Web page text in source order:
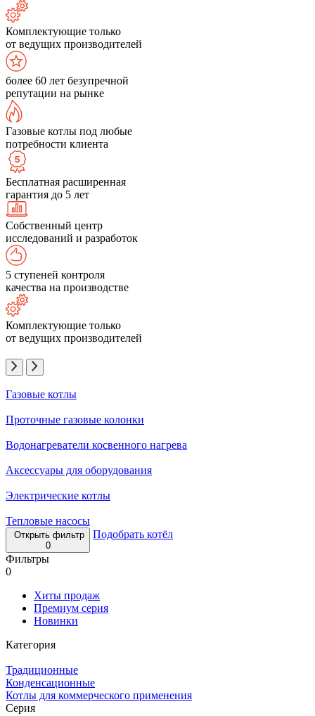
Комплектующие только
от ведущих производителей
более 60 лет безупречной
репутации на рынке
Газовые котлы под любые
потребности клиента
Бесплатная расширенная
гарантия до 5 лет
Собственный центр
исследований и разработок
5 ступеней контроля
качества на производстве
Комплектующие только
от ведущих производителей
Газовые котлы
Проточные газовые колонки
Водонагреватели косвенного нагрева
Аксессуары для оборудования
Электрические котлы
Тепловые насосы
Открыть фильтр
0
Подобрать котёл
Фильтры
0
Хиты продаж
Премиум серия
Новинки
Категория
Традиционные
Конденсационные
Котлы для коммерческого применения
Серия